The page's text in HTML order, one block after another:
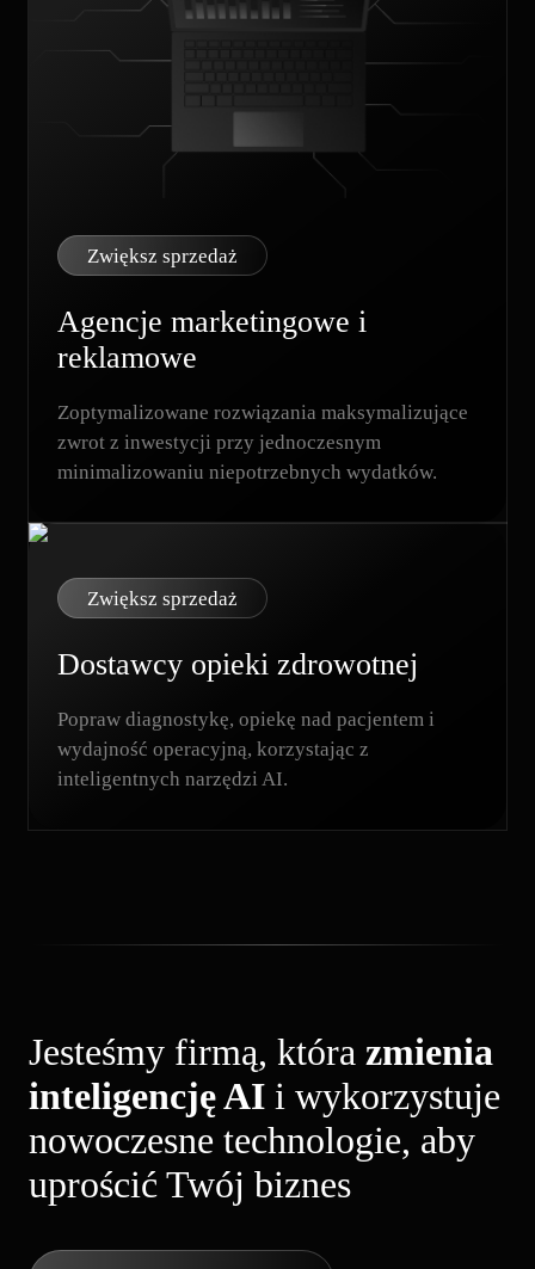
Zwiększ sprzedaż
Agencje marketingowe i
reklamowe
Zoptymalizowane rozwiązania maksymalizujące
zwrot z inwestycji przy jednoczesnym
minimalizowaniu niepotrzebnych wydatków.
Zwiększ sprzedaż
Dostawcy opieki zdrowotnej
Popraw diagnostykę, opiekę nad pacjentem i
wydajność operacyjną, korzystając z
inteligentnych narzędzi AI.
Jesteśmy firmą, która zmienia
inteligencję AIi wykorzystuje
nowoczesne technologie, aby
uprościć Twój biznes